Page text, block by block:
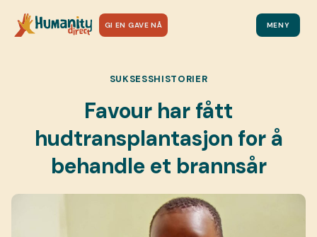
GI EN GAVE NÅ MENY
SUKSESSHISTORIER
Favour har fått
hudtransplantasjon for å
behandle et brannsår